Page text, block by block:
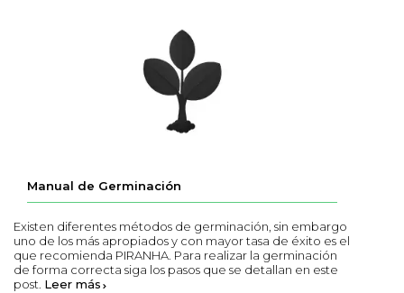
Manual de Germinación
Existen diferentes métodos de germinación, sin embargo
uno de los más apropiados y con mayor tasa de éxito es el
que recomienda PIRANHA. Para realizar la germinación
de forma correcta siga los pasos que se detallan en este
post. Leer más